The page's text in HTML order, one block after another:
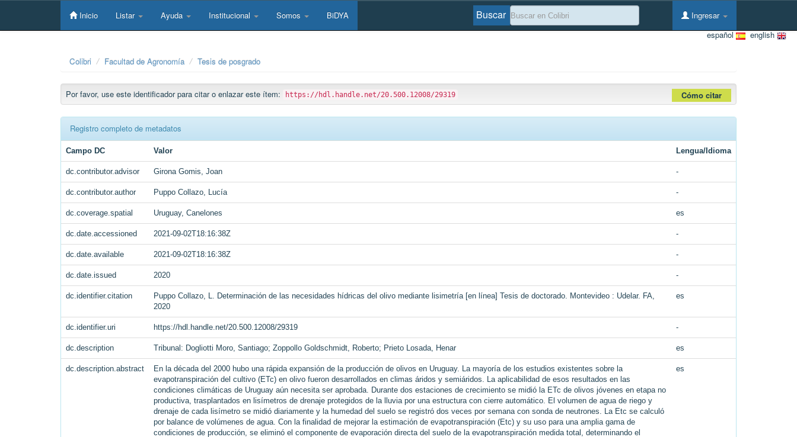
Skip
Inicio Listar Ayuda Institucional Somos BiDYA Ingresar
Buscar
english
español
Colibri Facultad de Agronomía Tesis de posgrado
Por favor, use este identificador para citar o enlazar este ítem: https://hdl.handle.net/20.500.12008/29319 Cómo citar
Registro completo de metadatos
Campo DC Valor Lengua/Idioma
dc.contributor.advisor Girona Gomis, Joan -
dc.contributor.author Puppo Collazo, Lucía -
dc.coverage.spatial Uruguay, Canelones es
dc.date.accessioned 2021-09-02T18:16:38Z -
dc.date.available 2021-09-02T18:16:38Z -
dc.date.issued 2020 -
dc.identifier.citation
Puppo Collazo, L. Determinación de las necesidades hídricas del olivo mediante lisimetría [en línea] Tesis de doctorado. Montevideo : Udelar. FA,
2020
es
dc.identifier.uri https://hdl.handle.net/20.500.12008/29319 -
dc.description Tribunal: Dogliotti Moro, Santiago; Zoppollo Goldschmidt, Roberto; Prieto Losada, Henar es
dc.description.abstract
En la década del 2000 hubo una rápida expansión de la producción de olivos en Uruguay. La mayoría de los estudios existentes sobre la
evapotranspiración del cultivo (ETc) en olivo fueron desarrollados en climas áridos y semiáridos. La aplicabilidad de esos resultados en las
condiciones climáticas de Uruguay aún necesita ser aprobada. Durante dos estaciones de crecimiento se midió la ETc de olivos jóvenes en etapa no
productiva, trasplantados en lisímetros de drenaje protegidos de la lluvia por una estructura con cierre automático. El volumen de agua de riego y
drenaje de cada lisímetro se midió diariamente y la humedad del suelo se registró dos veces por semana con sonda de neutrones. La Etc se calculó
por balance de volúmenes de agua. Con la finalidad de mejorar la estimación de evapotranspiración (Etc) y su uso para una amplia gama de
condiciones de producción, se eliminó el componente de evaporación directa del suelo de la evapotranspiración medida total, determinando el
es